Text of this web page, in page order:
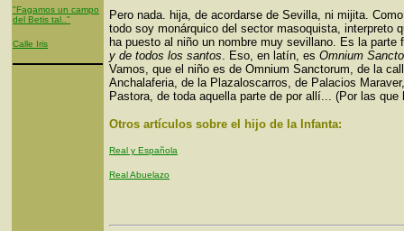
"Fagamos un campo
del Betis tal.."
Calle Iris
Pero nada. hija, de acordarse de Sevilla, ni mijita.
todo soy monárquico del sector masoquista, interpreto
ha puesto al niño un nombre muy sevillano. Es la parte
y de todos los santos. Eso, en latín, es Omnium
Vamos, que el niño es de Omnium Sanctorum, de la
Anchalaferia, de la Plazaloscarros, de Palacios
Pastora, de toda aquella parte de por allí... (Por las que
Otros artículos sobre el hijo de la Infanta:
Real y Española
Real Abuelazo